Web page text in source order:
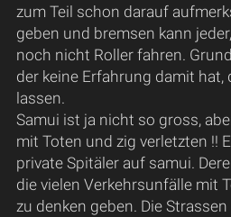
zum Teil schon darauf
geben und bremsen kann
noch nicht Roller fahren.
der keine Erfahrung damit hat,
lassen.
Samui ist ja nicht so gross,
mit Toten und zig verletzten !!
private Spitäler auf samui.
die vielen Verkehrsunfälle mit
zu denken geben. Die